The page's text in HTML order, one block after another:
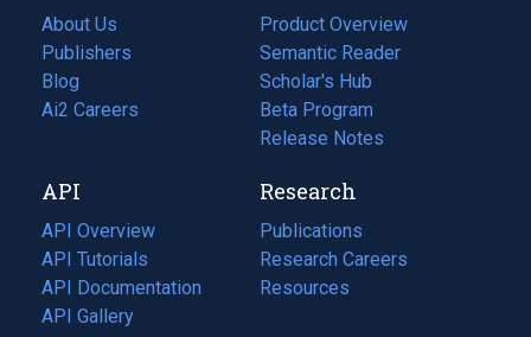
About Us
Publishers
Blog
(opens
in
tab)
Ai2 Careers
(opens
new
tab)
Product Overview
Semantic Reader
Scholar's Hub
Beta Program
Release Notes
API
API Overview
API Tutorials
API Documentation
(opens
in
API Gallery
Research
Publications
(opens
in
a
Research Careers
(opens
in
Resources
(opens